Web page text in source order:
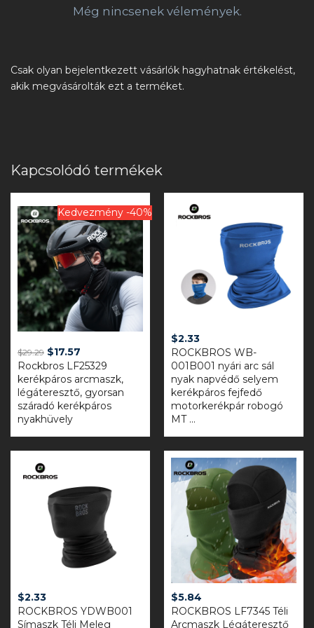
Még nincsenek vélemények.
Csak olyan bejelentkezett vásárlók hagyhatnak értékelést,
akik megvásárolták ezt a terméket.
Kapcsolódó termékek
Kedvezmény -40%
$29.29 Original
price
was:
$29.29.
$17.57
price
is:
$17.57.
Rockbros LF25329
kerékpáros arcmaszk,
légáteresztő, gyorsan
száradó kerékpáros
nyakhüvely
$2.33
ROCKBROS WB-
001B001 nyári arc sál
nyak napvédő selyem
kerékpáros fejfedő
motorkerékpár robogó
MT ...
$2.33
ROCKBROS YDWB001
Símaszk Téli Meleg
$5.84
ROCKBROS LF7345 Téli
Arcmaszk Légáteresztő